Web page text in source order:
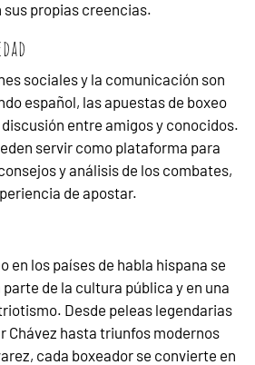
propias creencias.
sociales y la comunicación son
español, las apuestas de boxeo
entre amigos y conocidos.
servir como plataforma para
y análisis de los combates,
de apostar.
en los países de habla hispana se
de la cultura pública y en una
Desde peleas legendarias
Chávez hasta triunfos modernos
cada boxeador se convierte en